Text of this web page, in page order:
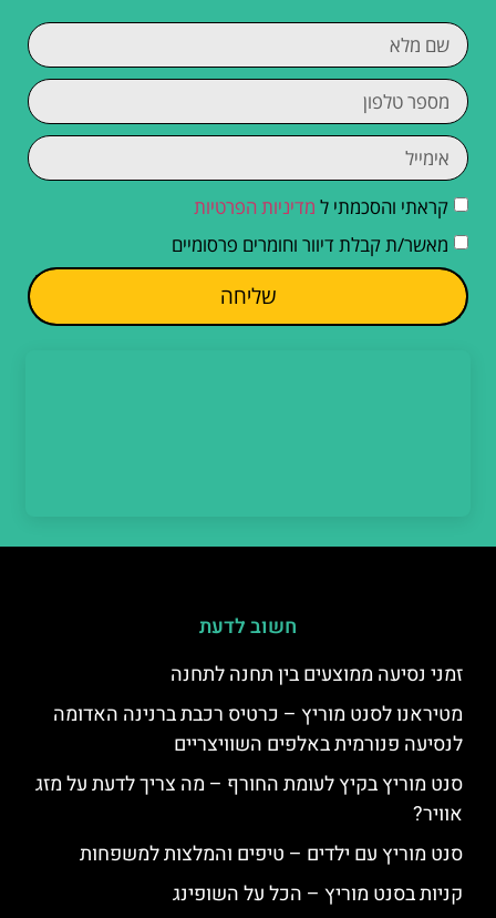
קראתי והסכמתי ל מדיניות הפרטיות
מאשר/ת קבלת דיוור וחומרים פרסומיים
שליחה
חשוב לדעת
זמני נסיעה ממוצעים בין תחנה לתחנה
מטיראנו לסנט מוריץ – כרטיס רכבת ברנינה האדומה
לנסיעה פנורמית באלפים השוויצריים
סנט מוריץ בקיץ לעומת החורף – מה צריך לדעת על מזג
אוויר?
סנט מוריץ עם ילדים – טיפים והמלצות למשפחות
קניות בסנט מוריץ – הכל על השופינג